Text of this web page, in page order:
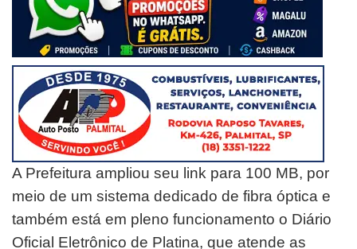
A Prefeitura ampliou seu link para 100 MB, por
meio de um sistema dedicado de fibra óptica e
também está em pleno funcionamento o Diário
Oficial Eletrônico de Platina, que atende as